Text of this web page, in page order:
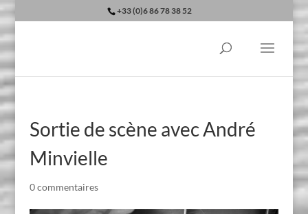
+33 (0)6 86 78 38 52
Sortie de scène avec André
Minvielle
0 commentaires